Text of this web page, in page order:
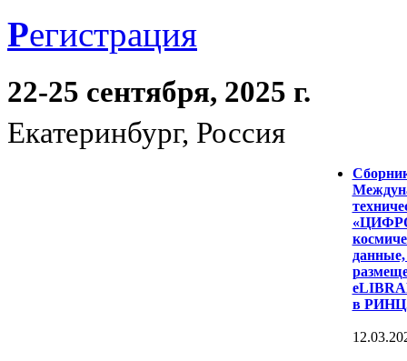
Регистрация
22-25 сентября, 2025 г.
Екатеринбург, Россия
данные,
в